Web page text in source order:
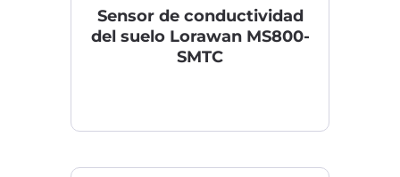
Sensor de conductividad
del suelo Lorawan MS800-
SMTC